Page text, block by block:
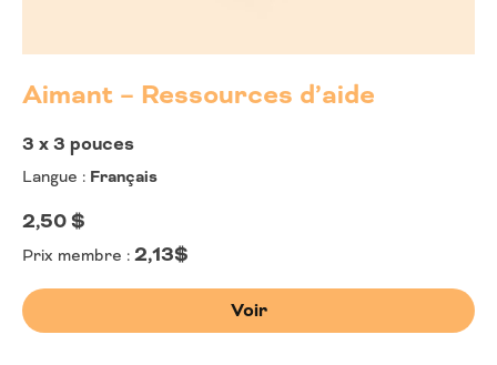
Aimant – Ressources d’aide
3 x 3 pouces
Langue : Français
2,50$
Prix membre : 2,13$
Voir